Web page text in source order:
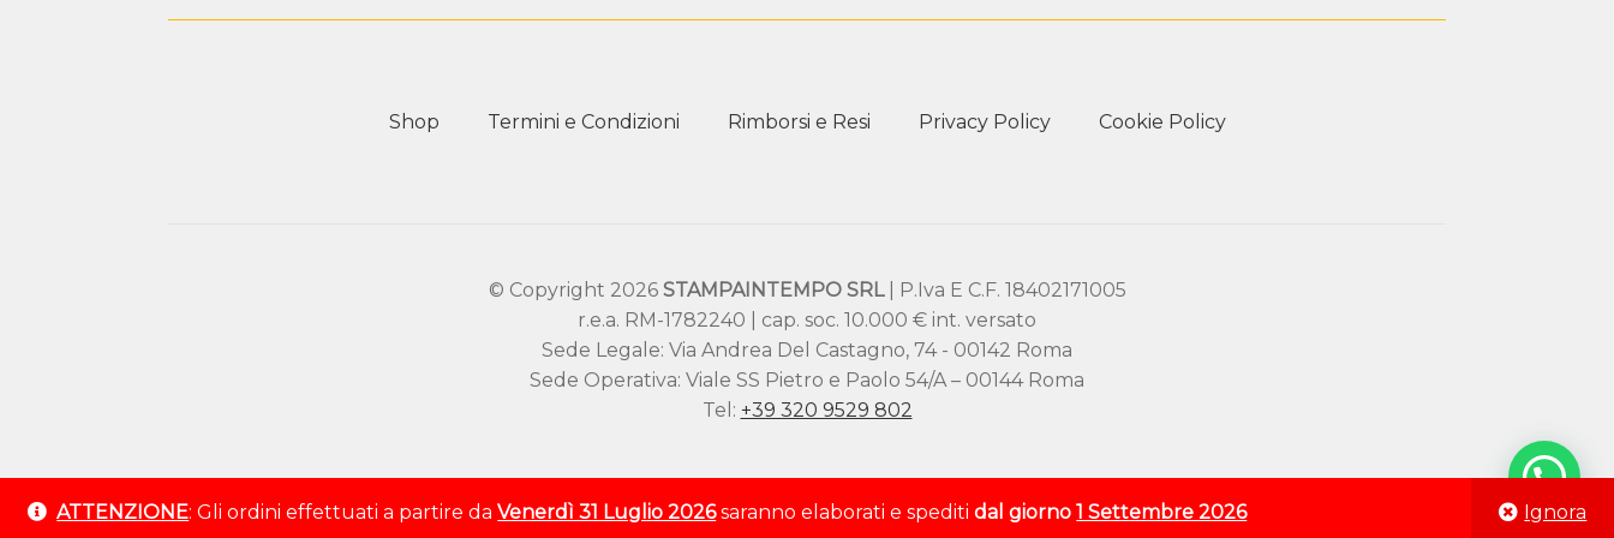
ATTENZIONE: Gli ordini effettuati a partire daVenerdì 31 Luglio 2026saranno elaborati e speditidal giorno1 Settembre 2026 Ignora
Shop Termini e Condizioni Rimborsi e Resi Privacy Policy Cookie Policy
© Copyright 2026 STAMPAINTEMPO SRL| P.Iva E C.F. 18402171005
r.e.a. RM-1782240 | cap. soc. 10.000 € int. versato
Sede Legale: Via Andrea Del Castagno, 74 - 00142 Roma
Sede Operativa: Viale SS Pietro e Paolo 54/A – 00144 Roma
Tel: +39 320 9529 802